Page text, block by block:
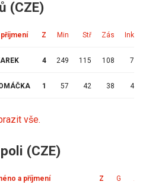
(CZE)
Z Min Stř Zás Ink
4 249 115 108 7
1 57 42 38 4
vše.
(CZE)
a příjmení Z G A